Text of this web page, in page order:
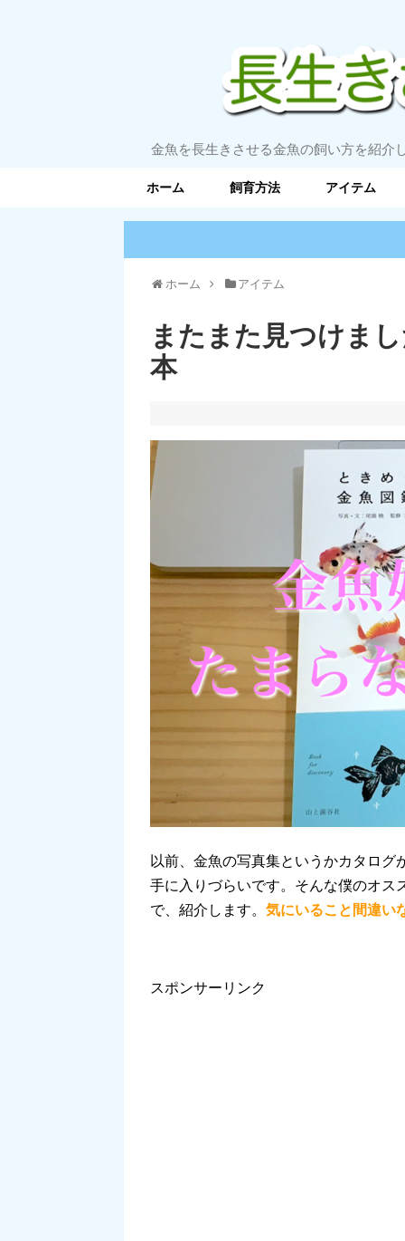
金魚を長生きさせる金魚の飼い方を紹介
ホーム 飼育方法 アイテム
ホーム アイテム
またまた見つけま
本
以前、金魚の写真集というかカタロ
手に入りづらいです。そんな僕のオス
で、紹介します。 気にいること間違い
スポンサーリンク